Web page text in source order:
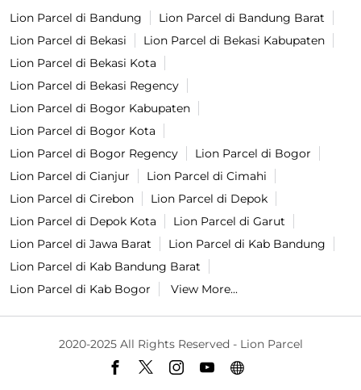
Lion Parcel di Bandung
Lion Parcel di Bandung Barat
Lion Parcel di Bekasi
Lion Parcel di Bekasi Kabupaten
Lion Parcel di Bekasi Kota
Lion Parcel di Bekasi Regency
Lion Parcel di Bogor Kabupaten
Lion Parcel di Bogor Kota
Lion Parcel di Bogor Regency
Lion Parcel di Bogor
Lion Parcel di Cianjur
Lion Parcel di Cimahi
Lion Parcel di Cirebon
Lion Parcel di Depok
Lion Parcel di Depok Kota
Lion Parcel di Garut
Lion Parcel di Jawa Barat
Lion Parcel di Kab Bandung
Lion Parcel di Kab Bandung Barat
Lion Parcel di Kab Bogor
View More...
2020-2025 All Rights Reserved - Lion Parcel